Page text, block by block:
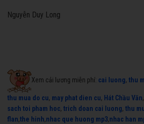
Nguyễn Duy Long
Xem cải lương miễn phí: cai luong, thu
thu mua do cu, may phat dien cu, Hát Chầu Văn,
sach toi pham hoc, trich doan cai luong, thu
flan,the hinh,nhac que huong mp3,nhac han